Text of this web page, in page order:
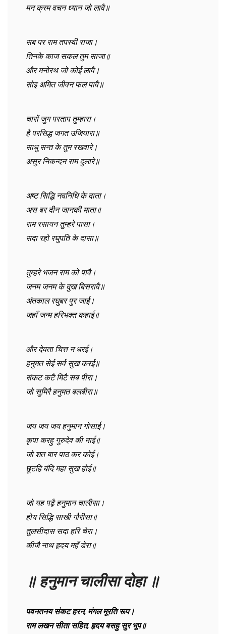
मन क्रम वचन ध्यान जो लावै॥
सब पर राम तपस्वी राजा।
तिनके काज सकल तुम साजा॥
और मनोरथ जो कोई लावै।
सोइ अमित जीवन फल पावै॥
चारों जुग परताप तुम्हारा।
है परसिद्ध जगत उजियारा॥
साधु सन्त के तुम रखवारे।
असुर निकन्दन राम दुलारे॥
अष्ट सिद्धि नवनिधि के दाता।
अस बर दीन जानकी माता॥
राम रसायन तुम्हरे पासा।
सदा रहो रघुपति के दासा॥
तुम्हरे भजन राम को पावै।
जनम जनम के दुख बिसरावै॥
अंतकाल रघुबर पुर जाई।
जहाँ जन्म हरिभक्त कहाई॥
और देवता चित्त न धरई।
हनुमत सेई सर्व सुख करई॥
संकट कटै मिटै सब पीरा।
जो सुमिरै हनुमत बलबीरा॥
जय जय जय हनुमान गोसाई।
कृपा करहु गुरुदेव की नाई॥
जो शत बार पाठ कर कोई।
छूटहि बंदि महा सुख होई॥
जो यह पढ़ै हनुमान चालीसा।
होय सिद्धि साखी गौरीसा॥
तुलसीदास सदा हरि चेरा।
कीजै नाथ हृदय महँ डेरा॥
॥ हनुमान चालीसा दोहा ॥
पवनतनय संकट हरन, मंगल मूरति रूप।
राम लखन सीता सहित, हृदय बसहु सुर भूप॥